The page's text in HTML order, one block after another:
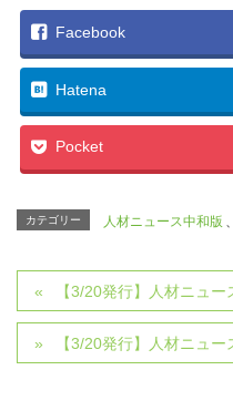
Facebook
Hatena
Pocket
カテゴリー 人材ニュース中和版 、
【3/20発行】人材ニュー
【3/20発行】人材ニュー